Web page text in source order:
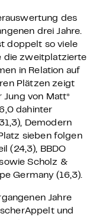
des
drei Jahre.
doppelt so viele
die zweitplatzierte
in Relation auf
Plätzen zeigt
Jung von Matt*
dahinter
Demodern
sieben folgen
(24,3), BBDO
Scholz &
Germany (16,3).
Jahre
und